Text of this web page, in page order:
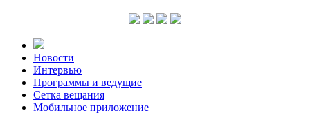
Новости
Интервью
Программы и ведущие
Сетка вещания
Мобильное приложение